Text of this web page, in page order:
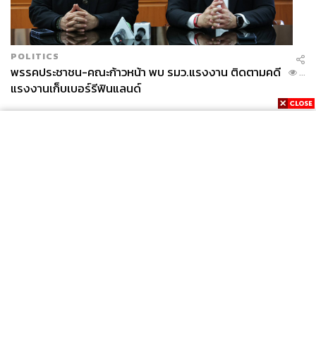
POLITICS
พรรคประชาชน-คณะก้าวหน้า พบ รมว.แรงงาน ติดตามคดี
แรงงานเก็บเบอร์รีฟินแลนด์
...